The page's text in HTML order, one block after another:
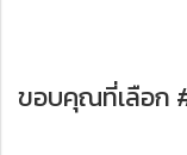
ขอบคุณที่เลือก